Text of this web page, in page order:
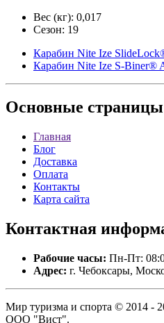
Вес (кг): 0,017
Сезон: 19
Карабин Nite Ize
Карабин Nite Ize S-Biner®
Основные страницы
Главная
Блог
Доставка
Оплата
Контакты
Карта сайта
Контактная
Рабочие часы: Пн-Пт:
Адрес: г. Чебоксары,
Мир туризма и спорта © 2014 -
ООО "Вист".